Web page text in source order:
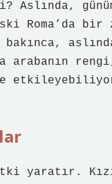
Roma’da bir
yaratır.